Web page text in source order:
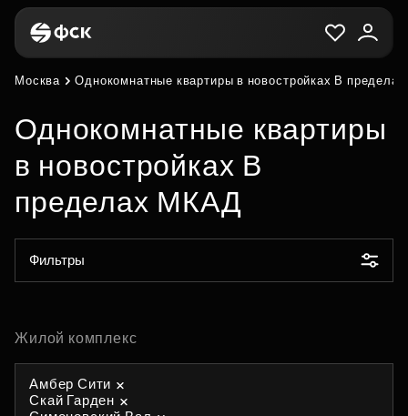
Москва Однокомнатные квартиры в новостройках В
Однокомнатные квартиры
в новостройках В
пределах МКАД
Фильтры
Жилой комплекс
Амбер Сити
Скай Гарден